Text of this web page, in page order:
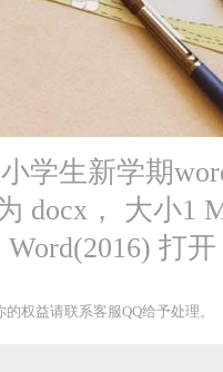
学生新学期
docx， 大小1
打
权益请联系客服QQ给予处理。